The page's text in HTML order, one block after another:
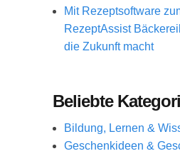
Mit Rezeptsoftware
RezeptAssist
die Zukunft macht
Beliebte
Bildung, Lernen &
Geschenkideen &